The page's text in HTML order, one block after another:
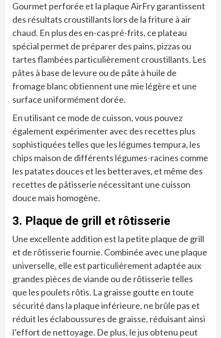
Gourmet perforée et la plaque AirFry garantissent
des résultats croustillants lors de la friture à air
chaud. En plus des en-cas pré-frits, ce plateau
spécial permet de préparer des pains, pizzas ou
tartes flambées particulièrement croustillants. Les
pâtes à base de levure ou de pâte à huile de
fromage blanc obtiennent une mie légère et une
surface uniformément dorée.
En utilisant ce mode de cuisson, vous pouvez
également expérimenter avec des recettes plus
sophistiquées telles que les légumes tempura, les
chips maison de différents légumes-racines comme
les patates douces et les betteraves, et même des
recettes de pâtisserie nécessitant une cuisson
douce mais homogène.
3. Plaque de grill et rôtisserie
Une excellente addition est la petite plaque de grill
et de rôtisserie fournie. Combinée avec une plaque
universelle, elle est particulièrement adaptée aux
grandes pièces de viande ou de rôtisserie telles
que les poulets rôtis. La graisse goutte en toute
sécurité dans la plaque inférieure, ne brûle pas et
réduit les éclaboussures de graisse, réduisant ainsi
l’effort de nettoyage. De plus, le jus obtenu peut